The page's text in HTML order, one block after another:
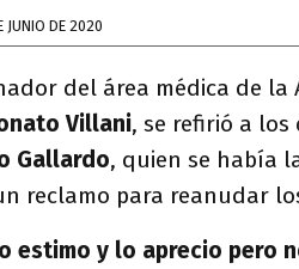
JUNIO DE 2020
del área médica de la
Villani, se refirió a
Gallardo, quien se había
reclamo para reanudar
estimo y lo aprecio pero